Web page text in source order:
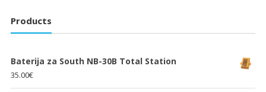
Products
Baterija za South NB-30B Total Station
35.00€